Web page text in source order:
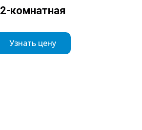
2-комнатная
Узнать цену